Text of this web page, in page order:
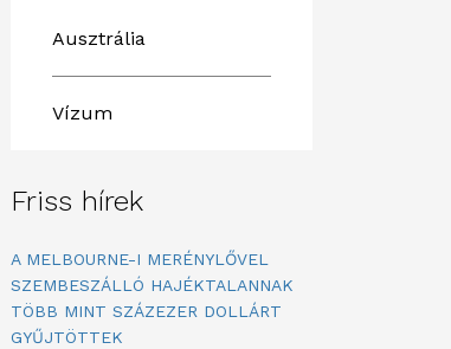
Ausztrália
Vízum
Friss hírek
A MELBOURNE-I MERÉNYLŐVEL
SZEMBESZÁLLÓ HAJÉKTALANNAK
TÖBB MINT SZÁZEZER DOLLÁRT
GYŰJTÖTTEK